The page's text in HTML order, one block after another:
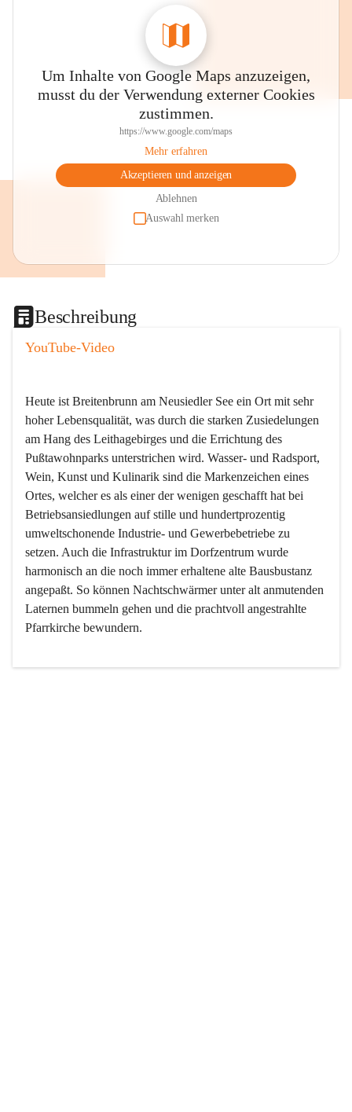
Um Inhalte von Google Maps anzuzeigen,
musst du der Verwendung externer Cookies
zustimmen.
https://www.google.com/maps
Mehr erfahren
Akzeptieren und anzeigen
Ablehnen
Auswahl merken
Beschreibung
YouTube-Video
Heute ist Breitenbrunn am Neusiedler See ein Ort mit sehr
hoher Lebensqualität, was durch die starken Zusiedelungen
am Hang des Leithagebirges und die Errichtung des
Pußtawohnparks unterstrichen wird. Wasser- und Radsport,
Wein, Kunst und Kulinarik sind die Markenzeichen eines
Ortes, welcher es als einer der wenigen geschafft hat bei
Betriebsansiedlungen auf stille und hundertprozentig
umweltschonende Industrie- und Gewerbebetriebe zu
setzen. Auch die Infrastruktur im Dorfzentrum wurde
harmonisch an die noch immer erhaltene alte Bausbustanz
angepaßt. So können Nachtschwärmer unter alt anmutenden
Laternen bummeln gehen und die prachtvoll angestrahlte
Pfarrkirche bewundern.
Der Weinbau dominert heute nicht mehr, ist aber integrativer